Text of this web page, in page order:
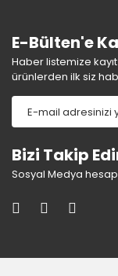
E-Bülten'e
Haber listemize
ürünlerden ilk siz
Bizi Takip
Sosyal Medya